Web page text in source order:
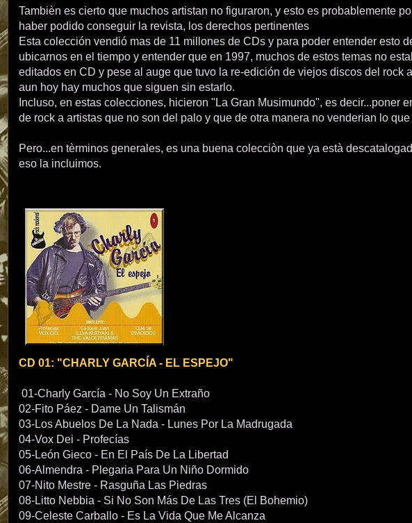
Tambièn es cierto que muchos artistan no figuraron, y esto es probablemente
haber podido conseguir la revista, los derechos pertinentes
Esta colección vendió mas de 11 millones de CDs y para poder entender esto
ubicarnos en el tiempo y entender que en 1997, muchos de estos temas no
editados en CD y pese al auge que tuvo la re-edición de viejos discos del rock
aun hoy hay muchos que siguen sin estarlo.
Incluso, en estas colecciones, hicieron "La Gran Musimundo", es decir...poner
de rock a artistas que no son del palo y que de otra manera no venderian lo
Pero...en tèrminos generales, es una buena colecciòn que ya està
eso la incluimos.
CD 01: "CHARLY GARCÍA - EL ESPEJO"
01-Charly García - No Soy Un Extraño
02-Fito Páez - Dame Un Talismán
03-Los Abuelos De La Nada - Lunes Por La Madrugada
04-Vox Dei - Profecías
05-León Gieco - En El País De La Libertad
06-Almendra - Plegaria Para Un Niño Dormido
07-Nito Mestre - Rasguña Las Piedras
08-Litto Nebbia - Si No Son Más De Las Tres (El Bohemio)
09-Celeste Carballo - Es La Vida Que Me Alcanza